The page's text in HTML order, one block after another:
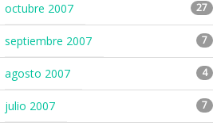
octubre 2007 27
septiembre 2007 7
agosto 2007 4
julio 2007 7